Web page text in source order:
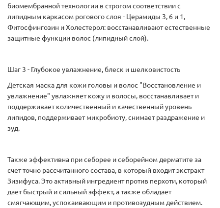
биомембранной технологии в строгом соответствии с
липидным каркасом рогового слоя - Церамиды 3, 6 и 1,
Фитосфингозин и Холестерол: восстанавливают естественные
защитные функции волос (липидный слой).
Шаг 3 - Глубокое увлажнение, блеск и шелковистость
Детская маска для кожи головы и волос "Восстановление и
увлажнение" увлажняет кожу и волосы, восстанавливает и
поддерживает количественный и качественный уровень
липидов, поддерживает микробиоту, снимает раздражение и
зуд.
Также эффективна при себорее и себорейном дерматите за
счет точно рассчитанного состава, в который входит экстракт
Зизифуса. Это активный ингредиент против перхоти, который
дает быстрый и сильный эффект, а также обладает
смягчающим, успокаивающим и противозудным действием.